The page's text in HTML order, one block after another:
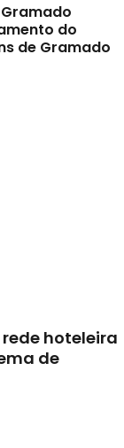
do
de Gramado
hoteleira
de